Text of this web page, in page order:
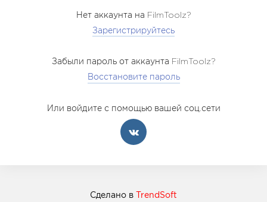
Нет аккаунта на FilmToolz?
Зарегистрируйтесь
Забыли пароль от аккаунта FilmToolz?
Восстановите пароль
Или войдите с помощью вашей соц.сети
Сделано в TrendSoft